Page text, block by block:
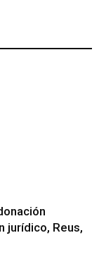
jurídico, Reus,